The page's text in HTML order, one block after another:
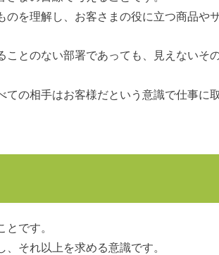
のを理解し、お客さまの役に立つ商品や
ことのない部署であっても、見えないそ
ての相手はお客様だという意識で仕事に
です。
それ以上を求める意識です。